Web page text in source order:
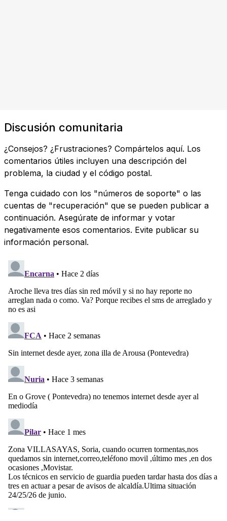
Discusión comunitaria
¿Consejos? ¿Frustraciones? Compártelos aquí. Los
comentarios útiles incluyen una descripción del
problema, la ciudad y el código postal.
Tenga cuidado con los "números de soporte" o las
cuentas de "recuperación" que se pueden publicar a
continuación. Asegúrate de informar y votar
negativamente esos comentarios. Evite publicar su
información personal.